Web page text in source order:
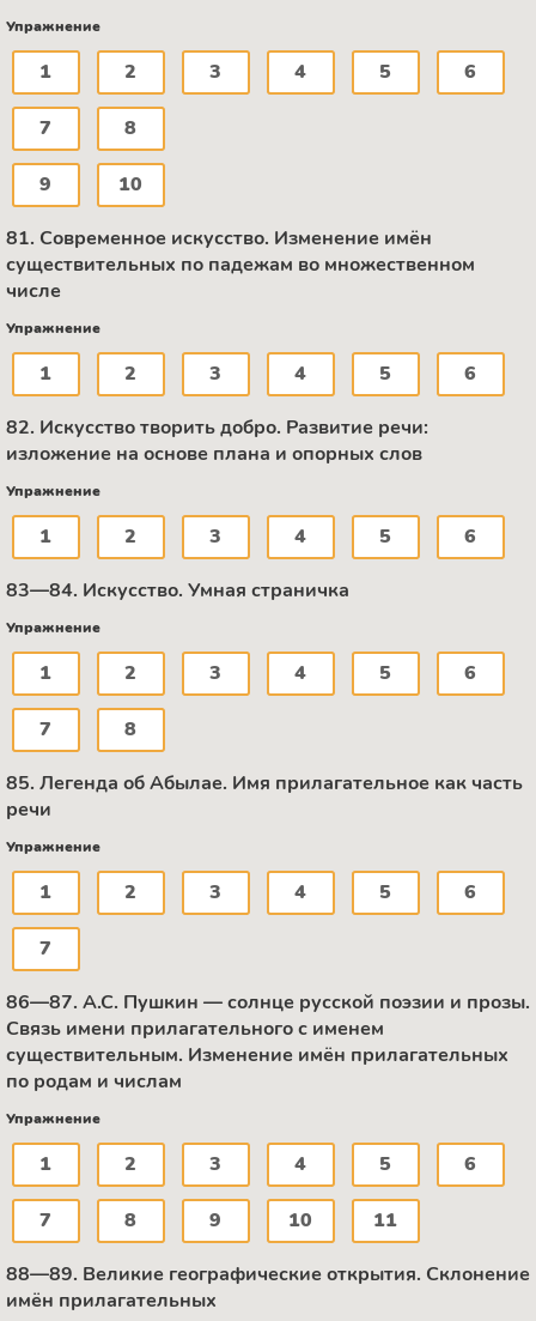
Упражнение
1 2 3 4 5 6
7 8
9 10
81. Современное искусство. Изменение имён
существительных по падежам во множественном
числе
Упражнение
1 2 3 4 5 6
82. Искусство творить добро. Развитие речи:
изложение на основе плана и опорных слов
Упражнение
1 2 3 4 5 6
83—84. Искусство. Умная страничка
Упражнение
1 2 3 4 5 6
7 8
85. Легенда об Абылае. Имя прилагательное как часть
речи
Упражнение
1 2 3 4 5 6
7
86—87. А.С. Пушкин — солнце русской поэзии и прозы.
Связь имени прилагательного с именем
существительным. Изменение имён прилагательных
по родам и числам
Упражнение
1 2 3 4 5 6
7 8 9 10 11
88—89. Великие географические открытия. Склонение
имён прилагательных